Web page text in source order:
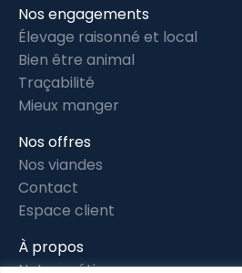
Nos engagements
Élevage raisonné et local
Bien être animal
Traçabilité
Mieux manger
Nos offres
Nos viandes
Contact
Espace client
À propos